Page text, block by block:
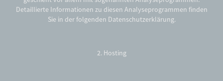
Detaillierte Informationen zu diesen Analyseprogrammen finden
Sie in der folgenden Datenschutzerklärung.
2. Hosting